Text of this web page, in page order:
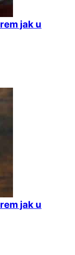
jak u
jak u